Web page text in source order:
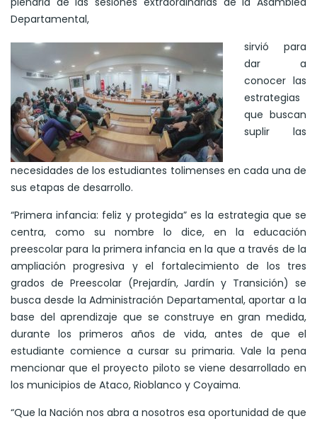
Departamental,
sirvió para
dar a
conocer las
estrategias
que buscan
suplir las
necesidades de los estudiantes tolimenses en cada una de
sus etapas de desarrollo.
“Primera infancia: feliz y protegida” es la estrategia que se
centra, como su nombre lo dice, en la educación
preescolar para la primera infancia en la que a través de la
ampliación progresiva y el fortalecimiento de los tres
grados de Preescolar (Prejardín, Jardín y Transición) se
busca desde la Administración Departamental, aportar a la
base del aprendizaje que se construye en gran medida,
durante los primeros años de vida, antes de que el
estudiante comience a cursar su primaria. Vale la pena
mencionar que el proyecto piloto se viene desarrollado en
los municipios de Ataco, Rioblanco y Coyaima.
“Que la Nación nos abra a nosotros esa oportunidad de que